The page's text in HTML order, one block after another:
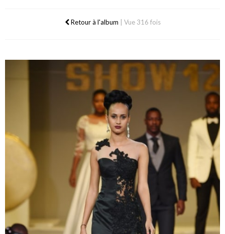
Retour à l'album Vue 316 fois